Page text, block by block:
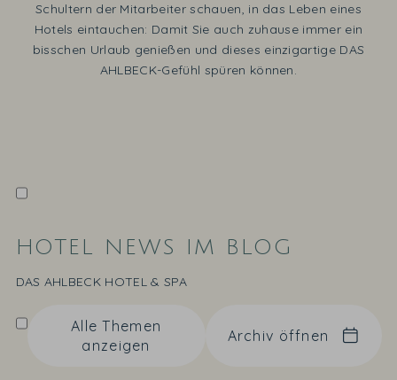
Schultern der Mitarbeiter schauen, in das Leben eines
Hotels eintauchen: Damit Sie auch zuhause immer ein
bisschen Urlaub genießen und dieses einzigartige DAS
AHLBECK-Gefühl spüren können.
HOTEL NEWS IM BLOG
DAS AHLBECK HOTEL & SPA
Alle Themen
anzeigen
Archiv öffnen